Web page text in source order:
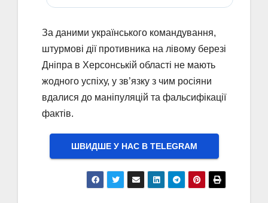
За даними українського командування,
штурмові дії противника на лівому березі
Дніпра в Херсонській області не мають
жодного успіху, у зв’язку з чим росіяни
вдалися до маніпуляцій та фальсифікації
фактів.
ШВИДШЕ У НАС В ТELEGRAM